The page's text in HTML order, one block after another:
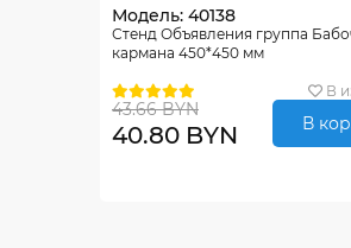
Модель: 40138
Стенд Объявления группа
кармана 450*450 мм
В
43.66 BYN
40.80 BYN В